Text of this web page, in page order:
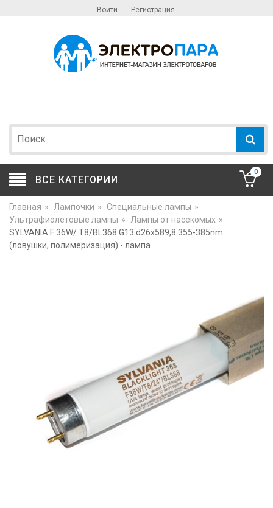
Войти Регистрация
ВСЕ КАТЕГОРИИ
0
Главная » Лампочки » Специальные лампы »
Ультрафиолетовые лампы » Лампы от насекомых »
SYLVANIA F 36W/ T8/BL368 G13 d26x589,8 355-385nm
(ловушки, полимеризация) - лампа